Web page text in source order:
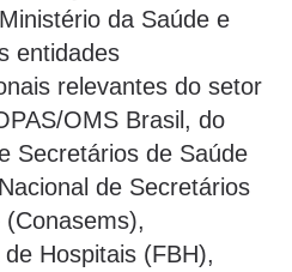
da Saúde e
entidades
relevantes do setor
OMS Brasil, do
Secretários de Saúde
de Secretários
Hospitais (FBH),